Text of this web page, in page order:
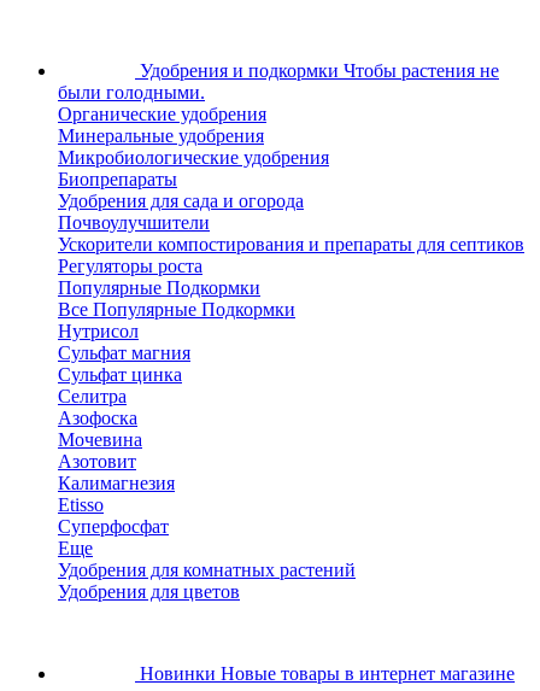
Удобрения и подкормки Чтобы растения не
были голодными.
Органические удобрения
Минеральные удобрения
Микробиологические удобрения
Биопрепараты
Удобрения для сада и огорода
Почвоулучшители
Ускорители компостирования и препараты для септиков
Регуляторы роста
Популярные Подкормки
Все Популярные Подкормки
Нутрисол
Сульфат магния
Сульфат цинка
Селитра
Азофоска
Мочевина
Азотовит
Калимагнезия
Etisso
Суперфосфат
Еще
Удобрения для комнатных растений
Удобрения для цветов
Новинки Новые товары в интернет магазине